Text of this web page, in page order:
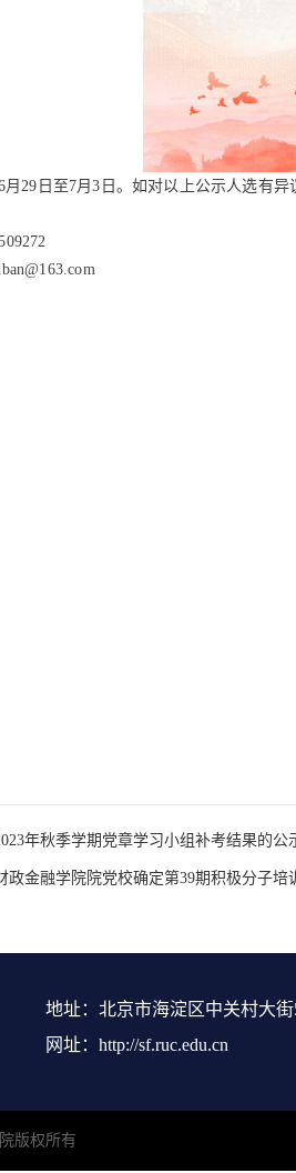
月29日至7月3日。如对以上公示人选有异
年秋季学期党章学习小组补考结果的公
政金融学院院党校确定第39期积极分子培
地址：北京市海淀区中关村大
网址：http://sf.ruc.edu.cn
版权所有